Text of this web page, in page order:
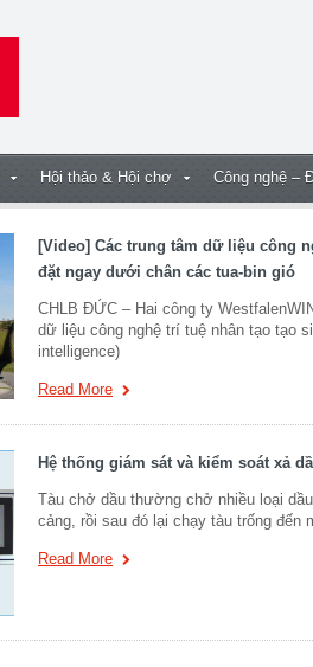
Hội thảo & Hội chợ Công nghệ –
[Video] Các trung tâm dữ liệu công
đặt ngay dưới chân các tua-bin gió
CHLB ĐỨC – Hai công ty
dữ liệu công nghệ trí tuệ nhân tạo tạo
intelligence)
Read More
Hệ thống giám sát và kiểm soát xả
Tàu chở dầu thường chở nhiều loại
cảng, rồi sau đó lại chạy tàu trống đến
Read More